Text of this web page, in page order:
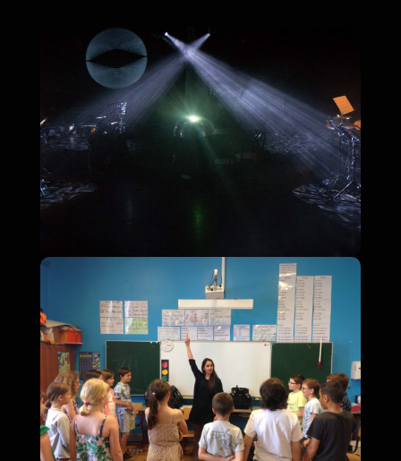
Créateurs d’espaces scéniques
Stage designers
Intervenants
Interveners